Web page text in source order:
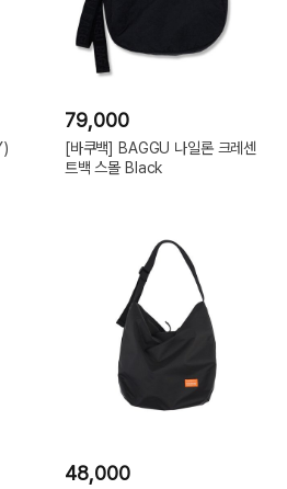
79,000
[바쿠백] BAGGU 나일론 크레센
트백 스몰 Black
48,000